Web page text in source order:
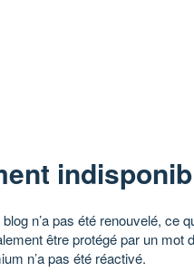
n’a pas été renouvelé, ce
être protégé par un mot
n’a pas été réactivé.